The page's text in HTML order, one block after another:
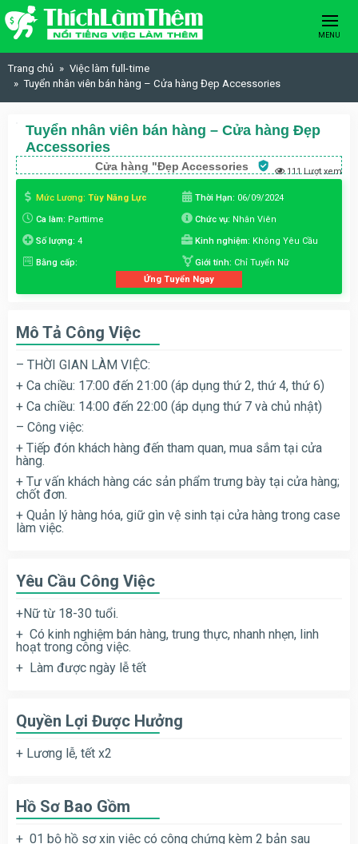
Skip to content
MENU
Trang chủ
Việc làm full-time
Tuyển nhân viên bán hàng – Cửa hàng Đẹp Accessories
Tuyển nhân viên bán hàng – Cửa hàng Đẹp
Accessories
Cửa hàng "Đẹp Accessories 111 Lượt xem
Mức Lương: Tùy Năng Lực Thời Hạn: 06/09/2024
Ca làm: Parttime Chức vụ: Nhân Viên
Số lượng: 4 Kinh nghiệm: Không Yêu Cầu
Bằng cấp: Giới tính: Chỉ Tuyển Nữ
Ứng Tuyển Ngay
Mô Tả Công Việc
– THỜI GIAN LÀM VIỆC:
+ Ca chiều: 17:00 đến 21:00 (áp dụng thứ 2, thứ 4, thứ 6)
+ Ca chiều: 14:00 đến 22:00 (áp dụng thứ 7 và chủ nhật)
– Công việc:
+ Tiếp đón khách hàng đến tham quan, mua sắm tại cửa
hàng.
+ Tư vấn khách hàng các sản phẩm trưng bày tại cửa hàng;
chốt đơn.
+ Quản lý hàng hóa, giữ gìn vệ sinh tại cửa hàng trong case
làm việc.
Yêu Cầu Công Việc
+Nữ từ 18-30 tuổi.
+ Có kinh nghiệm bán hàng, trung thực, nhanh nhẹn, linh
hoạt trong công việc.
+ Làm được ngày lễ tết
Quyền Lợi Được Hưởng
+ Lương lễ, tết x2
Hồ Sơ Bao Gồm
+ 01 bộ hồ sơ xin việc có công chứng kèm 2 bản sau